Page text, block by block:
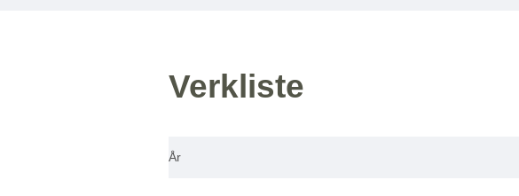
Verkliste
År